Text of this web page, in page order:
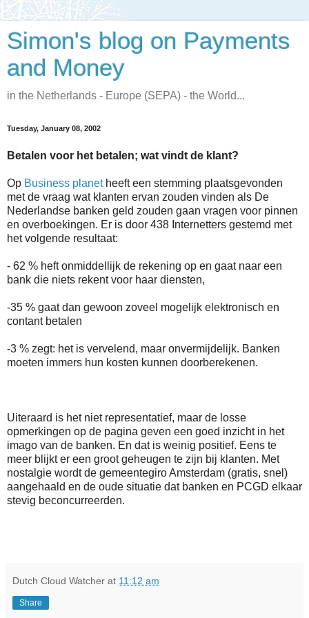
Simon's blog on Payments
and Money
in the Netherlands - Europe (SEPA) - the World...
Tuesday, January 08, 2002
Betalen voor het betalen; wat vindt de klant?
Op Business planetheeft een stemming plaatsgevonden
met de vraag wat klanten ervan zouden vinden als De
Nederlandse banken geld zouden gaan vragen voor pinnen
en overboekingen. Er is door 438 Internetters gestemd met
het volgende resultaat:
- 62 % heft onmiddellijk de rekening op en gaat naar een
bank die niets rekent voor haar diensten,
-35 % gaat dan gewoon zoveel mogelijk elektronisch en
contant betalen
-3 % zegt: het is vervelend, maar onvermijdelijk. Banken
moeten immers hun kosten kunnen doorberekenen.
Uiteraard is het niet representatief, maar de losse
opmerkingen op de pagina geven een goed inzicht in het
imago van de banken. En dat is weinig positief. Eens te
meer blijkt er een groot geheugen te zijn bij klanten. Met
nostalgie wordt de gemeentegiro Amsterdam (gratis, snel)
aangehaald en de oude situatie dat banken en PCGD elkaar
stevig beconcurreerden.
Dutch Cloud Watcher at 11:12 am
Share